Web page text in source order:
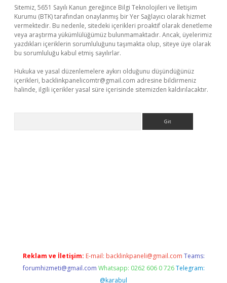
Sitemiz, 5651 Sayılı Kanun gereğince Bilgi Teknolojileri ve İletişim
Kurumu (BTK) tarafından onaylanmış bir Yer Sağlayıcı olarak hizmet
vermektedir. Bu nedenle, sitedeki içerikleri proaktif olarak denetleme
veya araştırma yükümlülüğümüz bulunmamaktadır. Ancak, üyelerimiz
yazdıkları içeriklerin sorumluluğunu taşımakta olup, siteye üye olarak
bu sorumluluğu kabul etmiş sayılırlar.
Hukuka ve yasal düzenlemelere aykırı olduğunu düşündüğünüz
içerikleri, backlinkpanelicomtr@gmail.com adresine bildirmeniz
halinde, ilgili içerikler yasal süre içerisinde sitemizden kaldırılacaktır.
Reklam ve İletişim: E-mail: backlinkpaneli@gmail.com Teams:
forumhizmeti@gmail.com Whatsapp: 0262 606 0 726 Telegram:
@karabul